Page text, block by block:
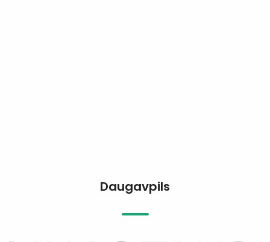
Daugavpils